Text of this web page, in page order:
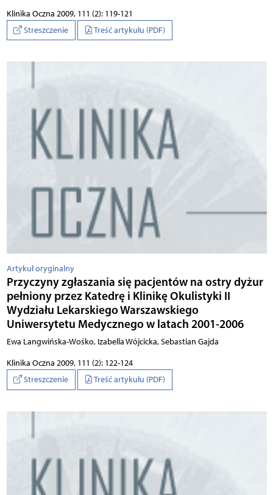
Klinika Oczna 2009, 111 (2): 119-121
Streszczenie
Treść artykułu (PDF)
Artykuł oryginalny
Przyczyny zgłaszania się pacjentów na ostry dyżur
pełniony przez Katedrę i Klinikę Okulistyki II
Wydziału Lekarskiego Warszawskiego
Uniwersytetu Medycznego w latach 2001-2006
Ewa Langwińska-Wośko, Izabella Wójcicka, Sebastian Gajda
Klinika Oczna 2009, 111 (2): 122-124
Streszczenie
Treść artykułu (PDF)